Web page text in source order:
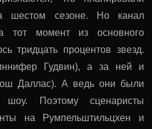
шестом сезоне. Но канал
тот момент из основного
тридцать процентов звезд.
Гудвин), а за ней и
Даллас). А ведь они были
шоу. Поэтому сценаристы
на Румпельштильцхен и